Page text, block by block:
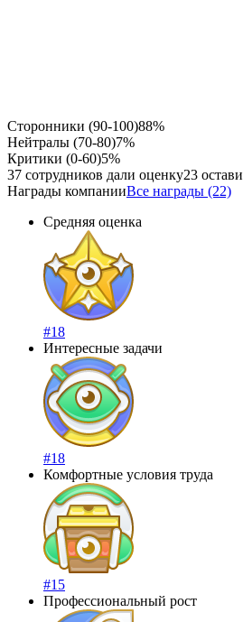
Сторонники (90-100)88%
Нейтралы (70-80)7%
Критики (0-60)5%
37 сотрудников дали оценку23
Награды компанииВсе награды (22)
Средняя оценка
#18
Интересные задачи
#18
Комфортные условия труда
#15
Профессиональный рост